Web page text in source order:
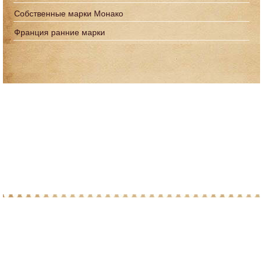
Собственные марки Монако
Франция ранние марки